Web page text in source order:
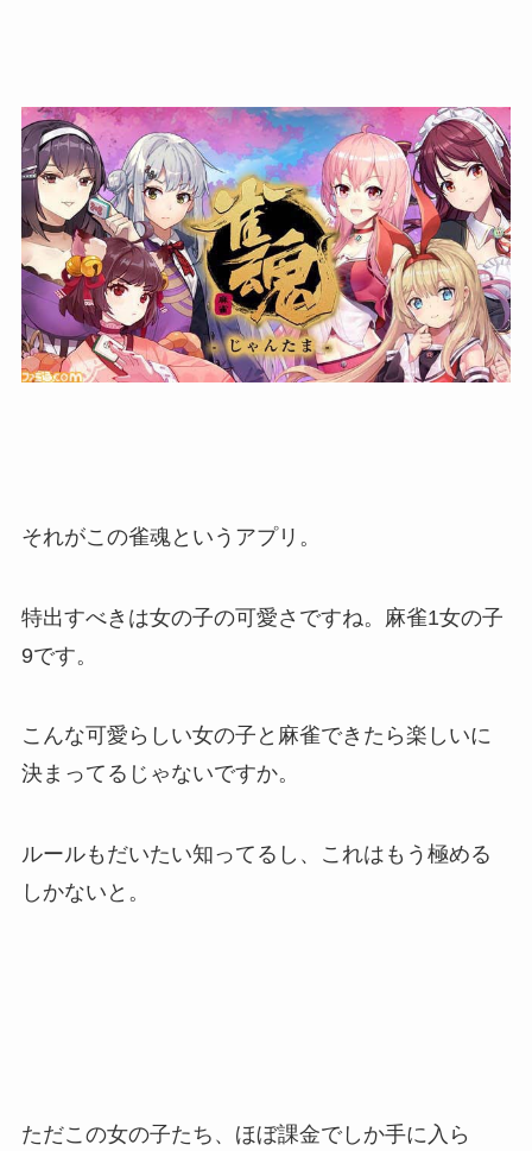
それがこの雀魂というアプリ。
特出すべきは女の子の可愛さですね。麻雀1女の子
9です。
こんな可愛らしい女の子と麻雀できたら楽しいに
決まってるじゃないですか。
ルールもだいたい知ってるし、これはもう極める
しかないと。
ただこの女の子たち、ほぼ課金でしか手に入ら